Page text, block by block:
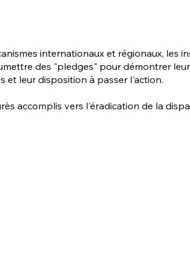
internationaux et régionaux, les
des "pledges" pour démontrer leur
et leur disposition à passer l'action.
accomplis vers l'éradication de la